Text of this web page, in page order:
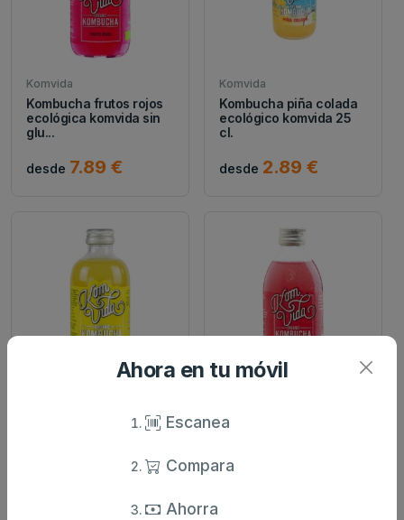
Komvida
Kombucha frutos rojos
ecológica komvida sin
glu...
desde 7.89 €
Komvida
Kombucha piña colada
ecológico komvida 25
cl.
desde 2.89 €
Kombucha de jengibre y
Kombucha de frutos
rojos ecológico komvida
Ahora en tu móvil
Escanea
Compara
Ahorra